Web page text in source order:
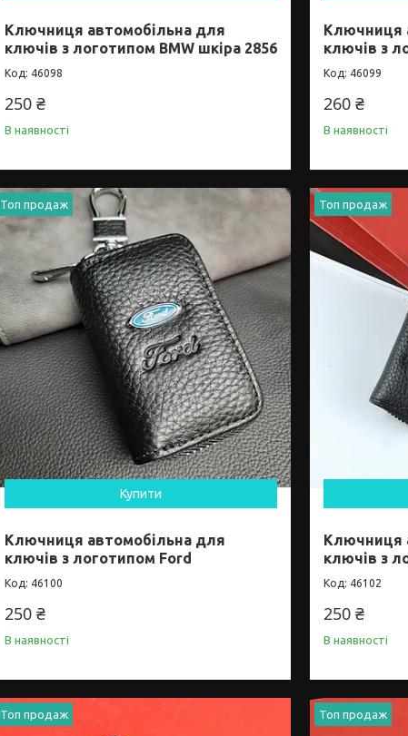
Ключниця автомобільна для
ключів з логотипом BMW шкіра 2856
46098
250 ₴
В наявності
Ключниця
ключів з
46099
260 ₴
В наявності
Топ продаж
Купити
Ключниця автомобільна для
ключів з логотипом Ford
46100
250 ₴
В наявності
Топ продаж
Ключниця
ключів з
46102
250 ₴
В наявності
Топ продаж Топ продаж